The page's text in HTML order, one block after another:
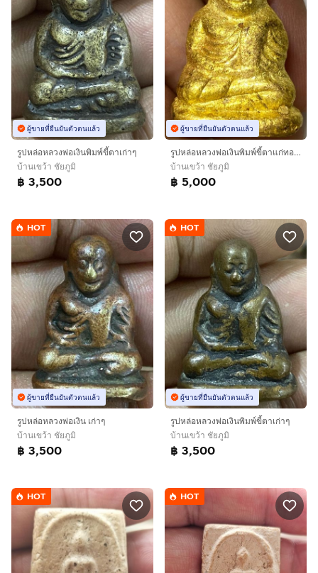
ผู้ขายที่ยืนยันตัวตนแล้ว
รูปหล่อหลวงพ่อเงินพิมพ์ขี้ตาเก่าๆ
บ้านเขว้า ชัยภูมิ
฿ 3,500
ผู้ขายที่ยืนยันตัวตนแล้ว
รูปหล่อหลวงพ่อเงินพิมพ์ขี้ตาแก่ทองผสมเก่าๆ
บ้านเขว้า ชัยภูมิ
฿ 5,000
HOT
ผู้ขายที่ยืนยันตัวตนแล้ว
รูปหล่อหลวงพ่อเงิน เก่าๆ
บ้านเขว้า ชัยภูมิ
฿ 3,500
HOT
ผู้ขายที่ยืนยันตัวตนแล้ว
รูปหล่อหลวงพ่อเงินพิมพ์ขี้ตาเก่าๆ
บ้านเขว้า ชัยภูมิ
฿ 3,500
HOT HOT